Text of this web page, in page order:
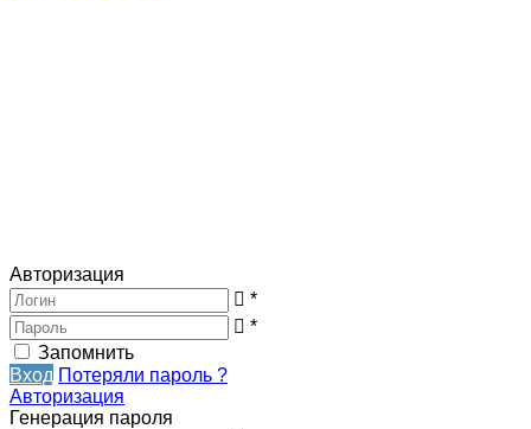
Авторизация
*
*
Запомнить
Вход Потеряли пароль ?
Авторизация
Генерация пароля